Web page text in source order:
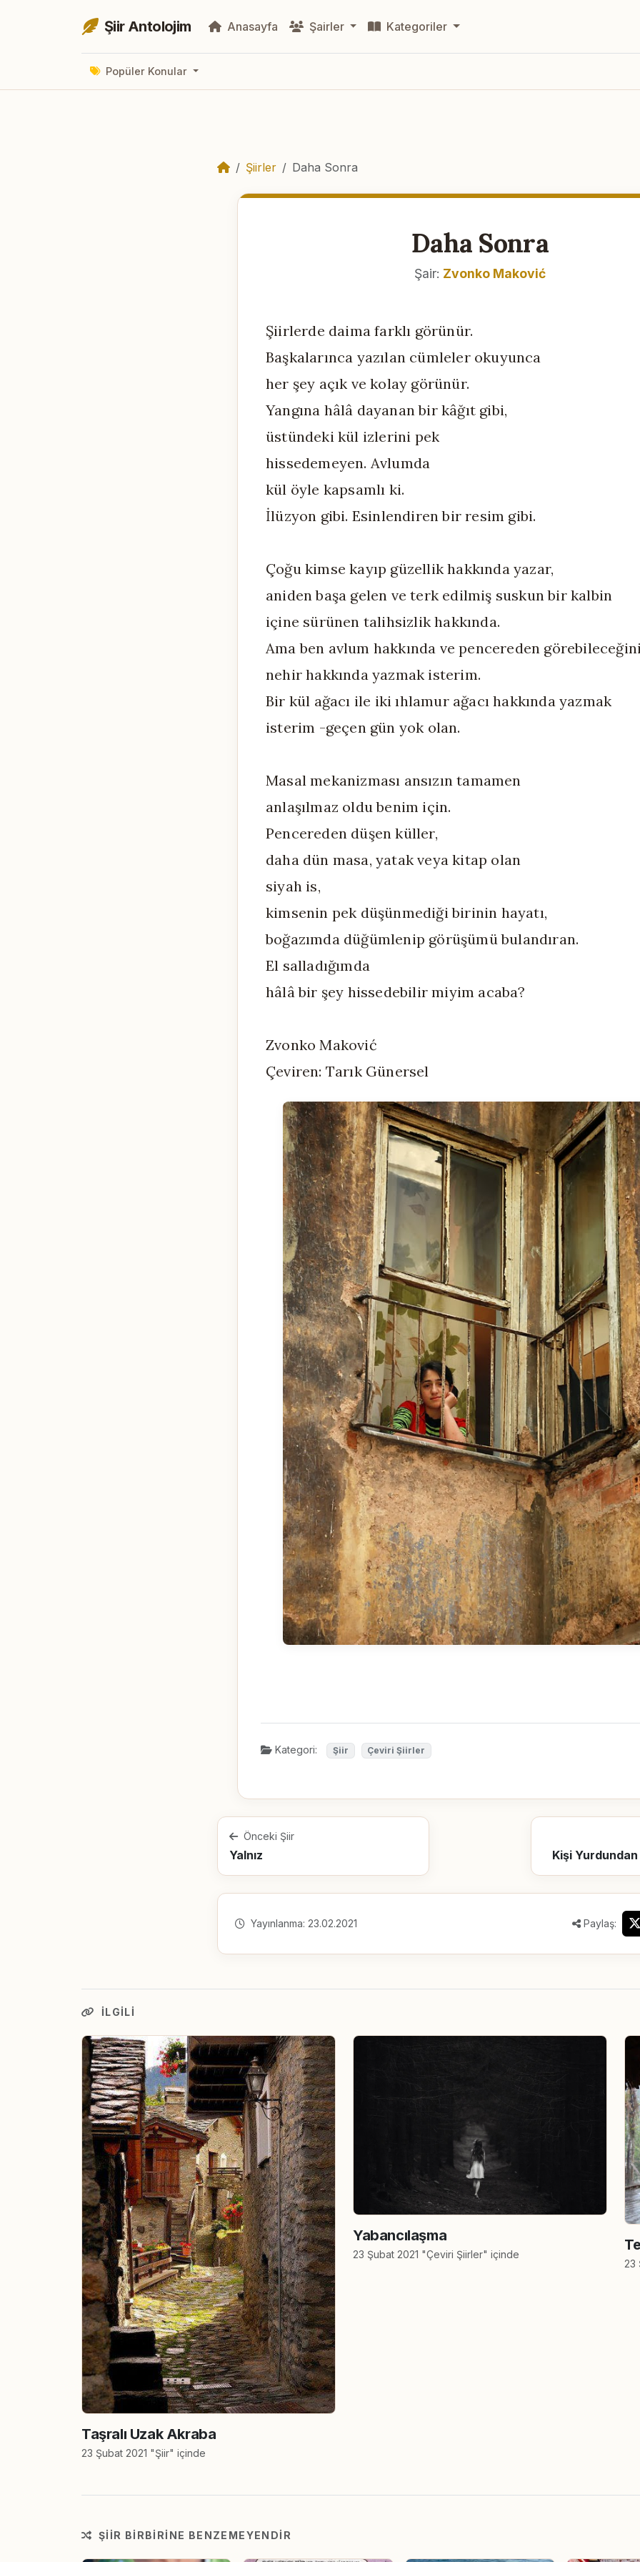
Şiir Antolojim Anasayfa Şairler Kategoriler
Popüler Konular
Şiirler Daha Sonra
Daha Sonra
Şair: Zvonko Maković
Şiirlerde daima farklı görünür.
Başkalarınca yazılan cümleler okuyunca
her şey açık ve kolay görünür.
Yangına hâlâ dayanan bir kâğıt gibi,
üstündeki kül izlerini pek
hissedemeyen. Avlumda
kül öyle kapsamlı ki.
İlüzyon gibi. Esinlendiren bir resim gibi.
Çoğu kimse kayıp güzellik hakkında yazar,
aniden başa gelen ve terk edilmiş suskun bir kalbin
içine sürünen talihsizlik hakkında.
Ama ben avlum hakkında ve pencereden
nehir hakkında yazmak isterim.
Bir kül ağacı ile iki ıhlamur ağacı hakkında yazmak
isterim -geçen gün yok olan.
Masal mekanizması ansızın tamamen
anlaşılmaz oldu benim için.
Pencereden düşen küller,
daha dün masa, yatak veya kitap olan
siyah is,
kimsenin pek düşünmediği birinin hayatı,
boğazımda düğümlenip görüşümü bulandıran.
El salladığımda
hâlâ bir şey hissedebilir miyim acaba?
Zvonko Maković
Çeviren: Tarık Günersel
Kategori: Şiir Çeviri Şiirler
Önceki Şiir
Yalnız Kişi Yurdundan
Yayınlanma: 23.02.2021 Paylaş:
İLGILI
Taşralı Uzak Akraba
23 Şubat 2021 "Şiir" içinde
Yabancılaşma
23 Şubat 2021 "Çeviri Şiirler" içinde
23
ŞIIR BIRBIRINE BENZEMEYENDIR